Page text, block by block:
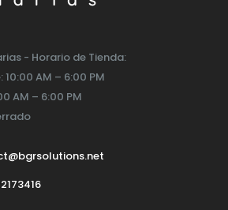
- Horario de Tienda:
10:00 AM – 6:00 PM
AM – 6:00 PM